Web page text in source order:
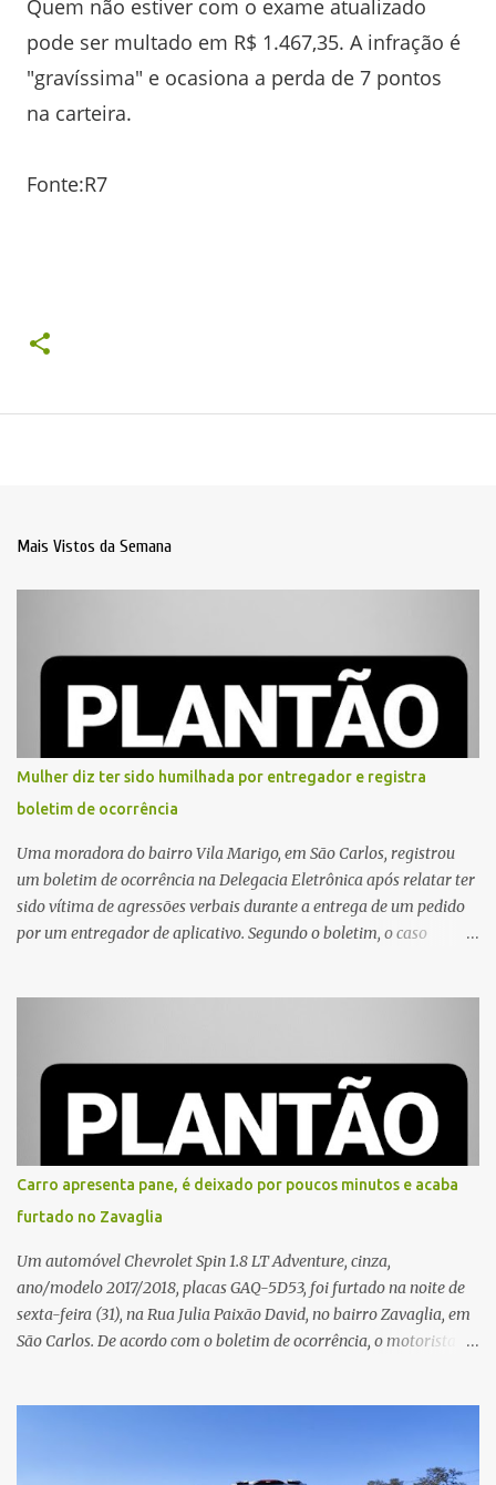
Quem não estiver com o exame atualizado
pode ser multado em R$ 1.467,35. A infração é
"gravíssima" e ocasiona a perda de 7 pontos
na carteira.
Fonte:R7
Mais Vistos da Semana
Mulher diz ter sido humilhada por entregador e registra
boletim de ocorrência
Uma moradora do bairro Vila Marigo, em São Carlos, registrou
um boletim de ocorrência na Delegacia Eletrônica após relatar ter
sido vítima de agressões verbais durante a entrega de um pedido
por um entregador de aplicativo. Segundo o boletim, o caso
proximidades. Ainda conforme o registro policial, a vítima relatou
que, ao receber a entrega, voltou a ser ofendida com palavras de
baixo calão e insultos. Ela informou à Polícia Civil que mora
sozinha e que se sentiu ameaçada, coagida e humilhada com a
situação. Fonte: São Carlos Agora
Carro apresenta pane, é deixado por poucos minutos e acaba
furtado no Zavaglia
Um automóvel Chevrolet Spin 1.8 LT Adventure, cinza,
ano/modelo 2017/2018, placas GAQ-5D53, foi furtado na noite de
sexta-feira (31), na Rua Julia Paixão David, no bairro Zavaglia, em
São Carlos. De acordo com o boletim de ocorrência, o motorista
permaneceu com a chave de ignição e se ausentou do local por